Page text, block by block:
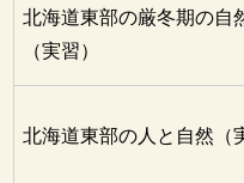
北海道東部の厳冬期の自
（実習）
北海道東部の人と自然（